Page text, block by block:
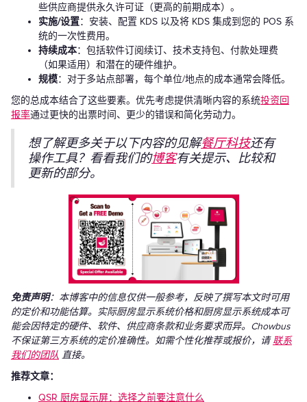
些供应商提供永久许可证（更高的前期成本）。
实施/设置：安装、配置 KDS 以及将 KDS 集成到您的 POS 系
统的一次性费用。
持续成本：包括软件订阅续订、技术支持包、付款处理费
（如果适用）和潜在的硬件维护。
规模：对于多站点部署，每个单位/地点的成本通常会降低。
您的总成本结合了这些要素。优先考虑提供清晰内容的系统投资回
报率通过更快的出票时间、更少的错误和简化劳动力。
想了解更多关于以下内容的见解餐厅科技还有
操作工具？看看我们的博客有关提示、比较和
更新的部分。
免责声明：本博客中的信息仅供一般参考，反映了撰写本文时可用
的定价和功能估算。实际厨房显示系统价格和厨房显示系统成本可
能会因特定的硬件、软件、供应商条款和业务要求而异。Chowbus
不保证第三方系统的定价准确性。如需个性化推荐或报价，请联系
我们的团队 直接。
推荐文章：
QSR 厨房显示屏：选择之前要注意什么